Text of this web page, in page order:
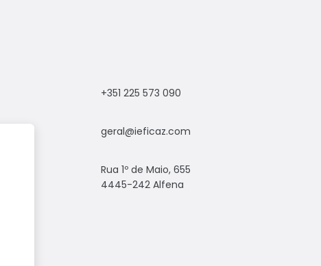
+351 225 573 090
geral@ieficaz.com
Rua 1º de Maio, 655
4445-242 Alfena